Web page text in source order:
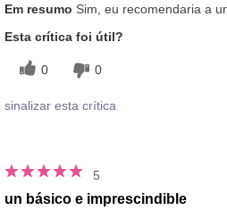
utilização deste produto?
Em resumo Sim, eu recomendaria a
Esta crítica foi útil?
0 0
sinalizar esta crítica
5
un básico e imprescindible